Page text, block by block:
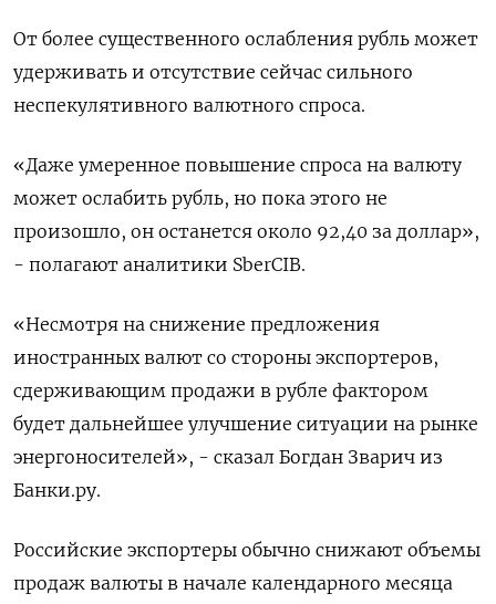
От более существенного ослабления рубль может
удерживать и отсутствие сейчас сильного
неспекулятивного валютного спроса.
«Даже умеренное повышение спроса на валюту
может ослабить рубль, но пока этого не
произошло, он останется около 92,40 за доллар»,
- полагают аналитики SberCIB.
«Несмотря на снижение предложения
иностранных валют со стороны экспортеров,
сдерживающим продажи в рубле фактором
будет дальнейшее улучшение ситуации на рынке
энергоносителей», - сказал Богдан Зварич из
Банки.ру.
Российские экспортеры обычно снижают объемы
продаж валюты в начале календарного месяца